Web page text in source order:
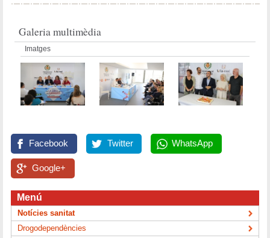
Galeria multimèdia
Imatges
Facebook Twitter WhatsApp
Google+
Menú
Notícies sanitat
Drogodependències